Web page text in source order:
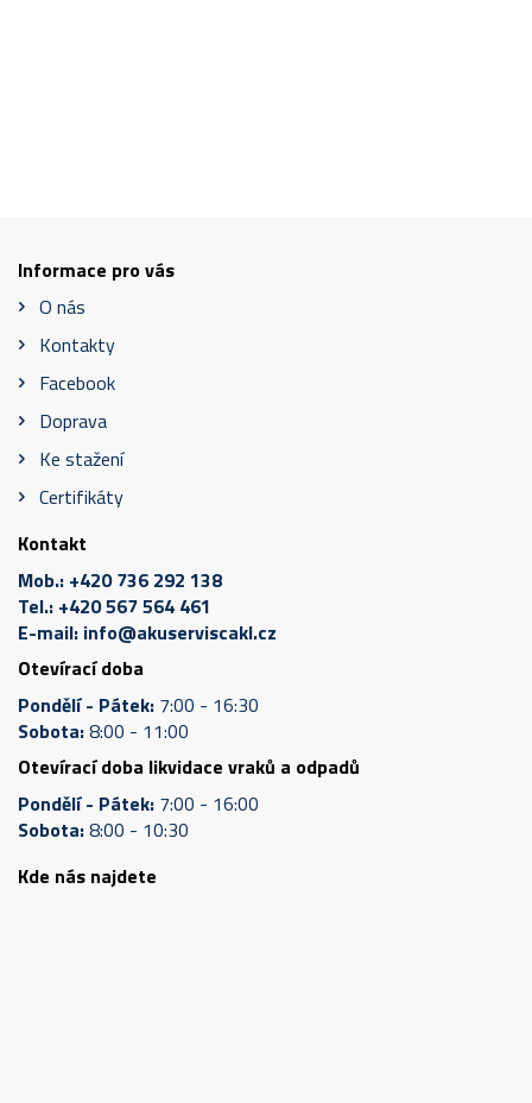
Informace pro vás
O nás
Kontakty
Facebook
Doprava
Ke stažení
Certifikáty
Kontakt
Mob.: +420 736 292 138
Tel.: +420 567 564 461
E-mail: info@akuserviscakl.cz
Otevírací doba
Pondělí - Pátek: 7:00 - 16:30
Sobota:8:00 - 11:00
Otevírací doba likvidace vraků a odpadů
Pondělí - Pátek: 7:00 - 16:00
Sobota:8:00 - 10:30
Kde nás najdete